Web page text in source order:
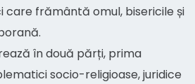
frământă omul, bisericile și
în două părți, prima
socio-religioase, juridice